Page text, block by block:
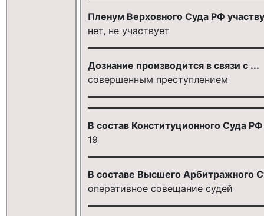
Пленум Верховного Суда РФ
нет, не участвует
Дознание производится в связи с ...
совершенным преступлением
В состав Конституционного Суда
19
В составе Высшего Арбитражного
оперативное совещание судей